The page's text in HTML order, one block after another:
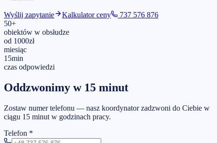
Wyślij zapytanie Kalkulator ceny
737 576 876
50+
obiektów w obsłudze
od 1000zł
miesiąc
15min
czas odpowiedzi
Oddzwonimy w 15 minut
Zostaw numer telefonu — nasz koordynator zadzwoni do Ciebie w
ciągu 15 minut w godzinach pracy.
Telefon *